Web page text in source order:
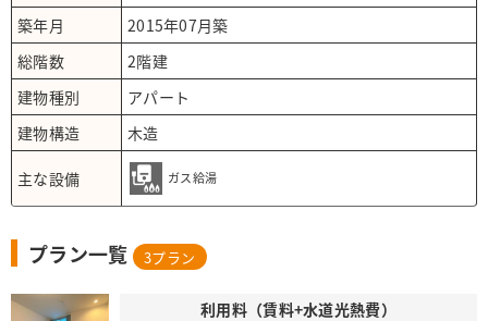
築年月
2015年07月築
総階数
2階建
建物種別
アパート
建物構造
木造
主な設備 ガス給湯
プラン一覧 3プラン
利用料（賃料+水道光熱費）